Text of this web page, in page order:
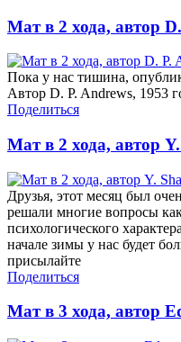
Мат в 2 хода, автор
Пока у нас тишина,
Автор D. P. Andrews, 1953
Поделиться
Мат в 2 хода, автор
Друзья, этот месяц был
решали многие вопросы
психологического
начале зимы у нас будет
присылайте
Поделиться
Мат в 3 хода, автор